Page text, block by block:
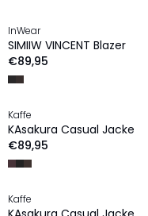
NEU
InWear
SIMIIW VINCENT Blazer
€89,95
NEU
Kaffe
KAsakura Casual Jacke
€89,95
NEU
Kaffe